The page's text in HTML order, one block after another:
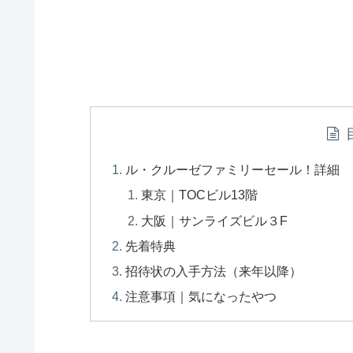
ル・クルーゼファミリーセール！詳細
東京｜TOCビル13階
大阪｜サンライズビル３F
先着特典
招待状の入手方法（来年以降）
注意事項｜気になったやつ